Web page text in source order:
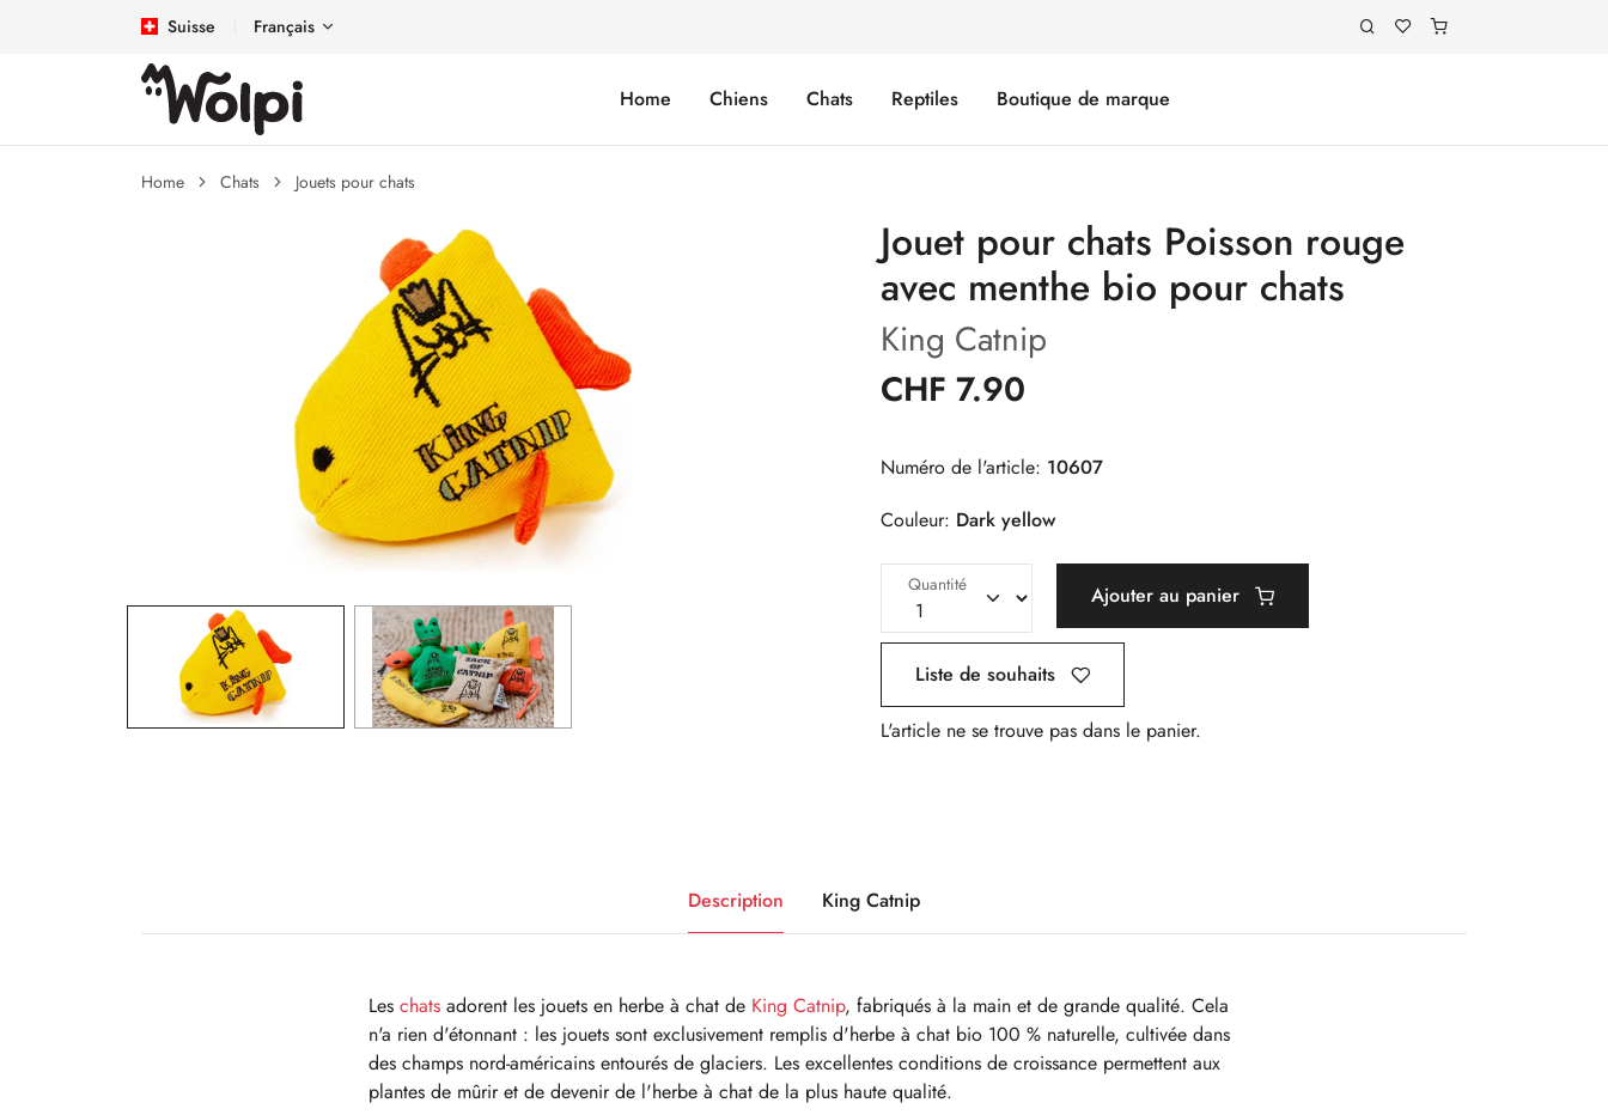
Suisse Français
Home Chiens Chats Reptiles Boutique de marque
Home Chats Jouets pour chats
Jouet pour chats Poisson rouge
avec menthe bio pour chats
King Catnip
CHF 7.90
Numéro de l'article: 10607
Couleur: Dark yellow
Quantité Ajouter au panier
Liste de souhaits
L'article ne se trouve pas dans le panier.
Description King Catnip
Les chats adorent les jouets en herbe à chat de King Catnip, fabriqués à la main et de grande qualité. Cela
n'a rien d'étonnant : les jouets sont exclusivement remplis d'herbe à chat bio 100 % naturelle, cultivée dans
des champs nord-américains entourés de glaciers. Les excellentes conditions de croissance permettent aux
plantes de mûrir et de devenir de l'herbe à chat de la plus haute qualité.